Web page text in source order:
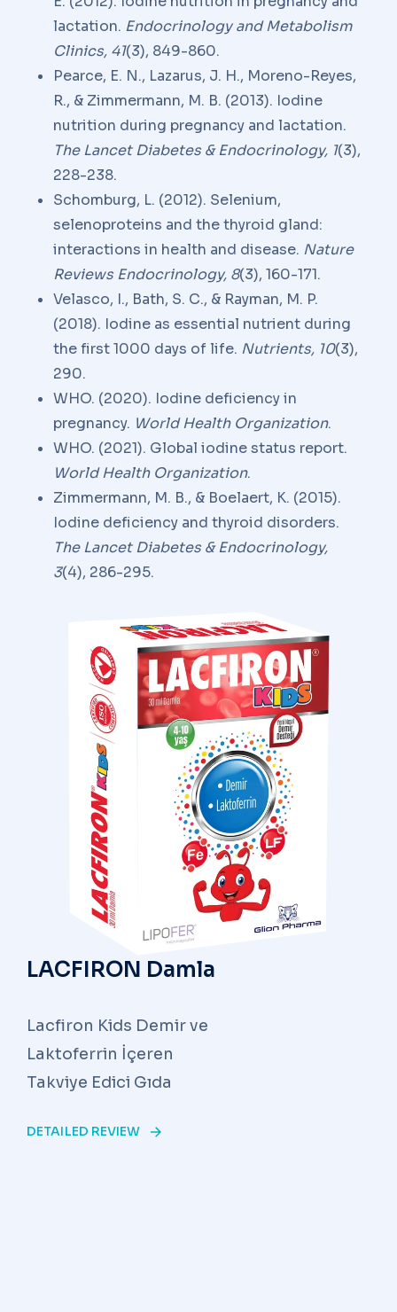
lactation. Endocrinology and Metabolism
Clinics, 41(3), 849-860.
Pearce, E. N., Lazarus, J. H., Moreno-Reyes,
R., & Zimmermann, M. B. (2013). Iodine
nutrition during pregnancy and lactation.
The Lancet Diabetes & Endocrinology, 1(3),
228-238.
Schomburg, L. (2012). Selenium,
selenoproteins and the thyroid gland:
interactions in health and disease. Nature
Reviews Endocrinology, 8(3), 160-171.
Velasco, I., Bath, S. C., & Rayman, M. P.
(2018). Iodine as essential nutrient during
the first 1000 days of life. Nutrients, 10(3),
290.
WHO. (2020). Iodine deficiency in
pregnancy. World Health Organization.
WHO. (2021). Global iodine status report.
World Health Organization.
Zimmermann, M. B., & Boelaert, K. (2015).
Iodine deficiency and thyroid disorders.
The Lancet Diabetes & Endocrinology,
3(4), 286-295.
LACFIRON Damla
Lacfiron Kids Demir ve
Laktoferrin İçeren
Takviye Edici Gıda
DETAILED REVIEW